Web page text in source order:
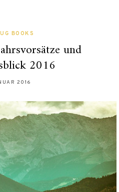
BOOKS
und
2016
2016